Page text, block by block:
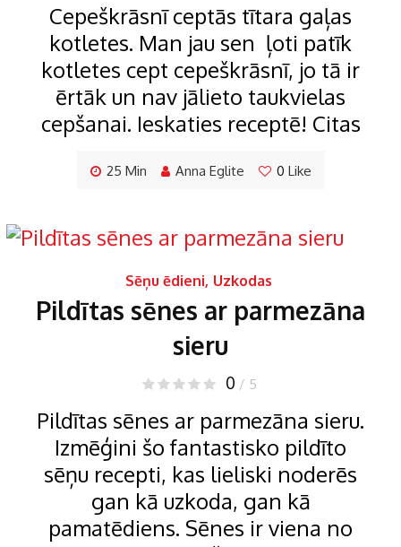
Cepeškrāsnī ceptās tītara gaļas
kotletes. Man jau sen ļoti patīk
kotletes cept cepeškrāsnī, jo tā ir
ērtāk un nav jālieto taukvielas
cepšanai. Ieskaties receptē! Citas
25 Min Anna Eglite 0 Like
Sēņu ēdieni, Uzkodas
Pildītas sēnes ar parmezāna
sieru
0 / 5
Pildītas sēnes ar parmezāna sieru.
Izmēģini šo fantastisko pildīto
sēņu recepti, kas lieliski noderēs
gan kā uzkoda, gan kā
pamatēdiens. Sēnes ir viena no